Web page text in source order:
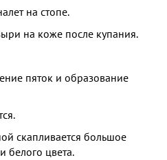
на стопе.
на коже после купания.
пяток и образование
скапливается большое
белого цвета.